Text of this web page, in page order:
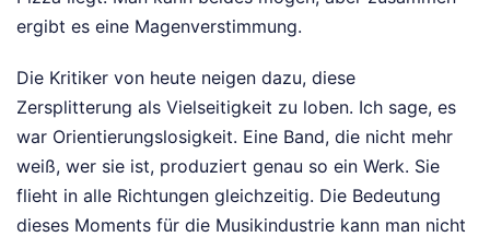
ergibt es eine Magenverstimmung.
Die Kritiker von heute neigen dazu, diese
Zersplitterung als Vielseitigkeit zu loben. Ich sage, es
war Orientierungslosigkeit. Eine Band, die nicht mehr
weiß, wer sie ist, produziert genau so ein Werk. Sie
flieht in alle Richtungen gleichzeitig. Die Bedeutung
dieses Moments für die Musikindustrie kann man nicht